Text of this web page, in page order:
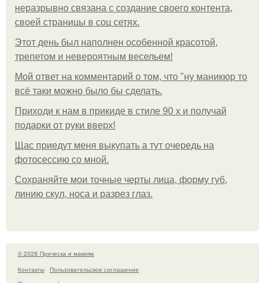
неразрывно связана с создание своего контента,
своей страницы в соц сетях.
Этот день был наполнен особенной красотой,
трепетом и невероятным весельем!
Мой ответ на комментарий о том, что "ну маникюр то
всё таки можно было бы сделать.
Приходи к нам в прикиде в стиле 90 х и получай
подарки от руки вверх!
Щас приедут меня выкупать а тут очередь на
фотосессию со мной.
Сохраняйте мои точные черты лица, форму губ,
линию скул, носа и разрез глаз.
© 2026 Прическа и макияж
Контакты
Пользовательское соглашение